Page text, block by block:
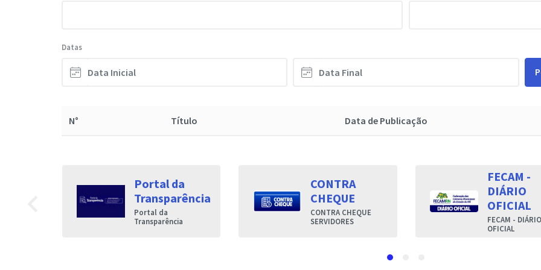
Datas
N° Título Data de Publicação
Portal da
Transparência
Portal da
Transparência
CONTRA
CHEQUE
CONTRA CHEQUE
SERVIDORES
FECAM -
DIÁRIO
OFICIAL
FECAM - DIÁRIO
OFICIAL